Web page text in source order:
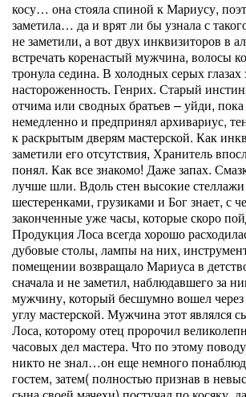
косу… она стояла спиной к Мариусу,
заметила… да и врят ли бы узнала с
не заметили, а вот двух инквизиторов в
встречать коренастый мужчина, волосы
тронула седина. В холодных серых глазах
настороженность. Генрих. Старый
отчима или сводных братьев – уйди,
немедленно и предпринял архивариус,
к раскрытым дверям мастерской. Как
заметили его отсутствия, Хранитель
понял. Как все знакомо! Даже запах.
лучше шли. Вдоль стен высокие
шестеренками, грузиками и Бог знает, с
законченные уже часы, которые скоро
Продукция Лоса всегда хорошо
дубовые столы, лампы на них,
помещении возвращало Мариуса в
сначала и не заметил, наблюдавшего за
мужчину, который бесшумно вошел через
углу мастерской. Мужчина этот являлся
Лоса, которому отец пророчил
часовых дел мастера. Что по этому
никто не знал…он еще немного
гостем, затем( полностью признав в